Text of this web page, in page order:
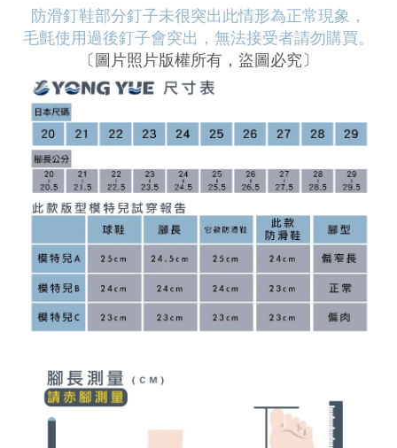
防滑釘鞋部分釘子未很突出此情形為正常現象，
毛氈使用過後釘子會突出，無法接受者請勿購買。
〔圖片照片版權所有，盜圖必究〕